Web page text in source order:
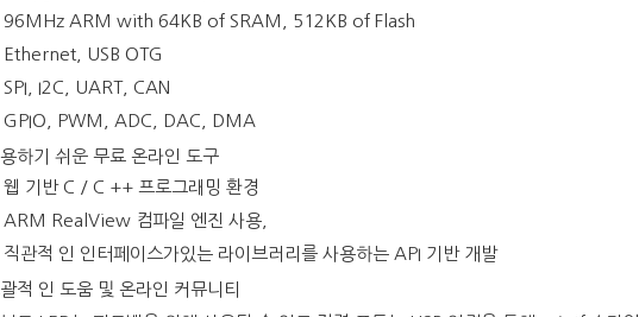
96MHz ARM with 64KB of SRAM, 512KB of Flash
Ethernet, USB OTG
SPI, I2C, UART, CAN
GPIO, PWM, ADC, DAC, DMA
용하기 쉬운 무료 온라인 도구
웹 기반 C / C ++ 프로그래밍 환경
ARM RealView 컴파일 엔진 사용,
직관적 인 인터페이스가있는 라이브러리를 사용하는 API 기반 개발
적 인 도움 및 온라인 커뮤니티